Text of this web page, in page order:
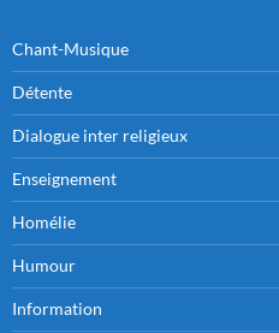
Chant-Musique
Détente
Dialogue inter religieux
Enseignement
Homélie
Humour
Information